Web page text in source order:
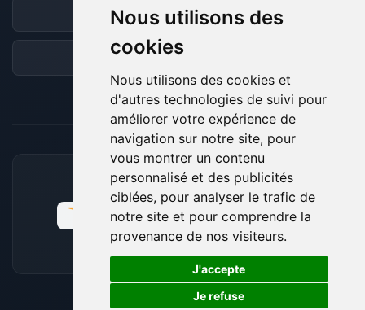
Nous utilisons des
cookies
Nous utilisons des cookies et
d'autres technologies de suivi pour
améliorer votre expérience de
navigation sur notre site, pour
vous montrer un contenu
personnalisé et des publicités
ciblées, pour analyser le trafic de
notre site et pour comprendre la
provenance de nos visiteurs.
J'accepte
Je refuse
Discord
Forum
MOYENS DE PAIEMENT ACCEPTÉS
🍪